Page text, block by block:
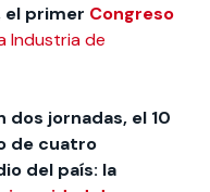
el primer Congreso
Industria de
jornadas, el 10
de cuatro
del país: la